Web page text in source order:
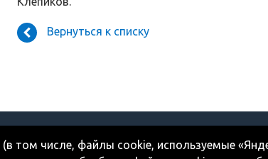
Вернуться к списку
+7 (4722) 25-12-25
том числе, файлы cookie, используемые